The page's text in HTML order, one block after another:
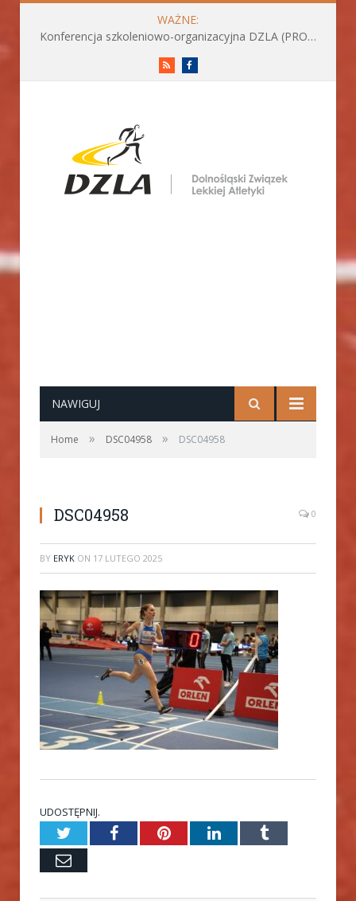
WAŻNE:
Konferencja szkoleniowo-organizacyjna DZLA (PROGRAM już do pobrania)
RSS
NAWIGUJ
Home » DSC04958 » DSC04958
DSC04958 0
BY ERYK ON 17 LUTEGO 2025
UDOSTĘPNIJ.
TwitterFacebookPinterestLinkedInTumblr
Email